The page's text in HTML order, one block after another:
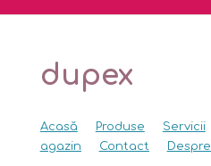
dupex
Acasă Produse Servicii
agazin
Contact Despre